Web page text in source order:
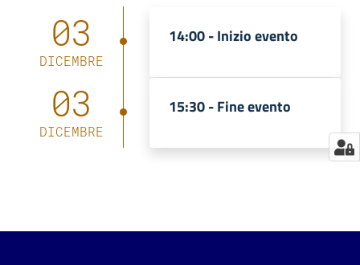
Chiedi al
bibliotecario
03
DICEMBRE
14:00 -Inizio evento
03
DICEMBRE
15:30 -Fine evento